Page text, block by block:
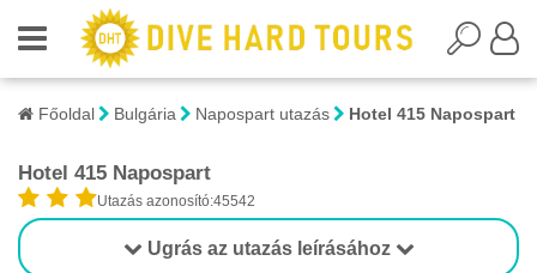
Főoldal Bulgária Napospart utazás Hotel 415 Napospart
Hotel 415 Napospart
Utazás azonosító:45542
Ugrás az utazás leírásához